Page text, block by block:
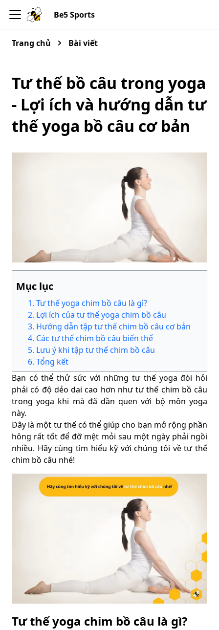
Be5 Sports
Trang chủ Bài viết
Tư thế bồ câu trong yoga
- Lợi ích và hướng dẫn tư
thế yoga bồ câu cơ bản
Mục lục
1. Tư thế yoga chim bồ câu là gì?
2. Lợi ích của tư thế yoga chim bồ câu
3. Hướng dẫn tập tư thế chim bồ câu cơ bản
4. Các tư thế chim bồ câu biến thể
5. Lưu ý khi tập tư thế chim bồ câu
6. Tổng kết
Bạn có thể thử sức với những tư thế yoga đòi hỏi
phải có độ dẻo dai cao hơn như tư thế chim bồ câu
trong yoga khi mà đã dần quen với bộ môn yoga
này.
Đây là một tư thế có thể giúp cho bạn mở rộng phần
hông rất tốt để đỡ mệt mỏi sau một ngày phải ngồi
nhiều. Hãy cùng tìm hiểu kỹ với chúng tôi về tư thế
chim bồ câu nhé!
Tư thế yoga chim bồ câu là gì?